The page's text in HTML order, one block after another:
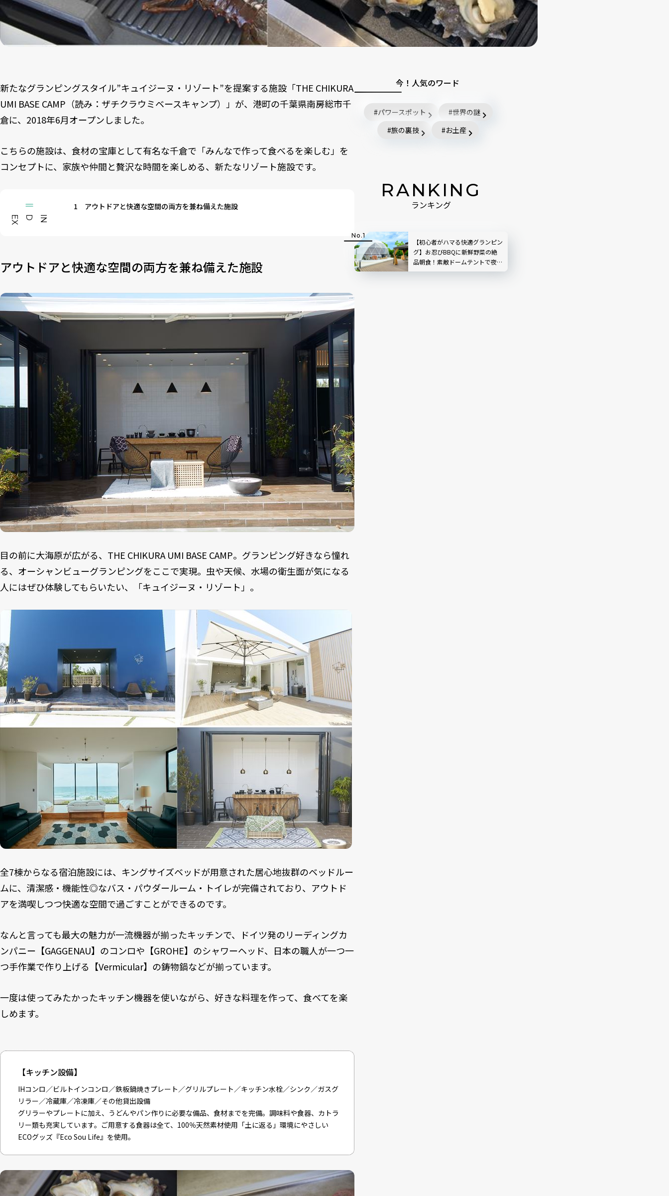
新たなグランピングスタイル”キュイジーヌ・リゾート”を提案する施設「THE CHIKURA
UMI BASE CAMP（読み：ザチクラウミベースキャンプ）」が、港町の千葉県南房総市千
倉に、2018年6月オープンしました。
こちらの施設は、食材の宝庫として有名な千倉で「みんなで作って食べるを楽しむ」を
コンセプトに、家族や仲間と贅沢な時間を楽しめる、新たなリゾート施設です。
I
N
DE
X
1 アウトドアと快適な空間の両方を兼ね備えた施設
アウトドアと快適な空間の両方を兼ね備えた施設
目の前に大海原が広がる、THE CHIKURA UMI BASE CAMP。グランピング好きなら憧れ
る、オーシャンビューグランピングをここで実現。虫や天候、水場の衛生面が気になる
人にはぜひ体験してもらいたい、「キュイジーヌ・リゾート」。
全7棟からなる宿泊施設には、キングサイズベッドが用意された居心地抜群のベッドルー
ムに、清潔感・機能性◎なバス・パウダールーム・トイレが完備されており、アウトド
アを満喫しつつ快適な空間で過ごすことができるのです。
なんと言っても最大の魅力が一流機器が揃ったキッチンで、ドイツ発のリーディングカ
ンパニー【GAGGENAU】のコンロや【GROHE】のシャワーヘッド、日本の職人が一つ一
つ手作業で作り上げる【Vermicular】の鋳物鍋などが揃っています。
一度は使ってみたかったキッチン機器を使いながら、好きな料理を作って、食べてを楽
しめます。
【キッチン設備】
IHコンロ／ビルトインコンロ／鉄板鍋焼きプレート／グリルプレート／キッチン水栓／シンク／ガスグ
リラー／冷蔵庫／冷凍庫／その他貸出設備
グリラーやプレートに加え、うどんやパン作りに必要な備品、食材までを完備。調味料や食器、カトラ
リー類も充実しています。ご用意する食器は全て、100％天然素材使用「土に返る」環境にやさしい
ECOグッズ『Eco Sou Life』を使用。
今！人気のワード
パワースポット
世界の謎
旅の裏技
お土産
RANKING
ランキング
【初心者がハマる快適グランピン
グ】お忍びBBQに新鮮野菜の絶
品朝食！素敵ドームテントで夜ふ
かし｜UE GARDEN RESORT